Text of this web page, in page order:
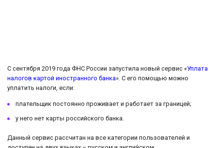
С сентября 2019 года ФНС России запустила новый сервис «Уплата
налогов картой иностранного банка». С его помощью можно
уплатить налоги, если:
плательщик постоянно проживает и работает за границей;
у него нет карты российского банка.
Данный сервис рассчитан на все категории пользователей и